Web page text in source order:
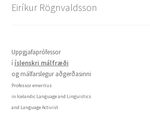
Eiríkur Rögnvaldsson
Uppgjafaprófessor
í íslenskri málfræði
og málfarslegur aðgerðasinni
Professor emeritus
in Icelandic Language and Linguistics
and Language Activist